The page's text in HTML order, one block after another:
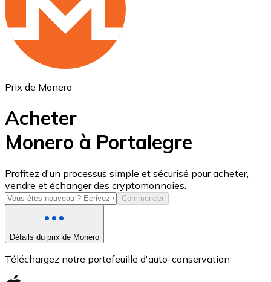
ETH
USD Coin
USDC
Prix de Monero
Acheter
Monero à Portalegre
Profitez d'un processus simple et sécurisé pour acheter,
vendre et échanger des cryptomonnaies.
Commencer
Détails du prix de Monero
Téléchargez notre portefeuille d'auto-conservation